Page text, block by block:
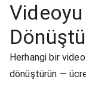
Herhangi bir
dönüştürün —